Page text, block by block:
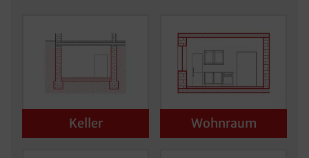
Keller Wohnraum